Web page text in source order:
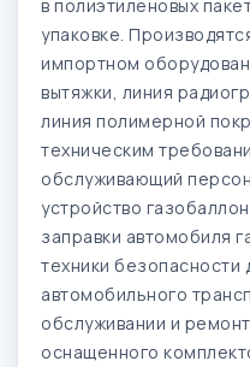
в полиэтиленовых
упаковке.
импортном
вытяжки, линия
линия полимерной
техническим
обслуживающий
устройство
заправки автомобиля
техники безопасности
автомобильного
обслуживании и
оснащенного